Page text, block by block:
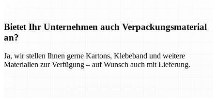
Bietet Ihr Unternehmen auch Verpackungsmaterial
an?
Ja, wir stellen Ihnen gerne Kartons, Klebeband und weitere
Materialien zur Verfügung – auf Wunsch auch mit Lieferung.